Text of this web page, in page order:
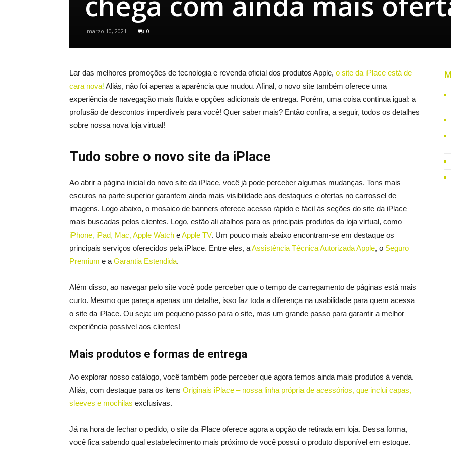
marzo 10, 2021 0
Lar das melhores promoções de tecnologia e revenda oficial dos produtos Apple, o site da iPlace está de
cara nova! Aliás, não foi apenas a aparência que mudou. Afinal, o novo site também oferece uma
experiência de navegação mais fluida e opções adicionais de entrega. Porém, uma coisa continua igual: a
profusão de descontos imperdíveis para você! Quer saber mais? Então confira, a seguir, todos os detalhes
sobre nossa nova loja virtual!
Tudo sobre o novo site da iPlace
Ao abrir a página inicial do novo site da iPlace, você já pode perceber algumas mudanças. Tons mais
escuros na parte superior garantem ainda mais visibilidade aos destaques e ofertas no carrossel de
imagens. Logo abaixo, o mosaico de banners oferece acesso rápido e fácil às seções do site da iPlace
mais buscadas pelos clientes. Logo, estão ali atalhos para os principais produtos da loja virtual, como
iPhone, iPad, Mac, Apple Watch eApple TV. Um pouco mais abaixo encontram-se em destaque os
principais serviços oferecidos pela iPlace. Entre eles, aAssistência Técnica Autorizada Apple, o Seguro
Premium e a Garantia Estendida.
Além disso, ao navegar pelo site você pode perceber que o tempo de carregamento de páginas está mais
curto. Mesmo que pareça apenas um detalhe, isso faz toda a diferença na usabilidade para quem acessa
o site da iPlace. Ou seja: um pequeno passo para o site, mas um grande passo para garantir a melhor
experiência possível aos clientes!
Mais produtos e formas de entrega
Ao explorar nosso catálogo, você também pode perceber que agora temos ainda mais produtos à venda.
Aliás, com destaque para os itens Originais iPlace – nossa linha própria de acessórios, que inclui capas,
sleeves e mochilas exclusivas.
Já na hora de fechar o pedido, o site da iPlace oferece agora a opção de retirada em loja. Dessa forma,
você fica sabendo qual estabelecimento mais próximo de você possui o produto disponível em estoque.